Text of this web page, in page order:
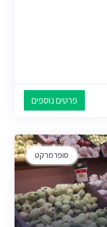
פרטים נוספים
סופרמרקט